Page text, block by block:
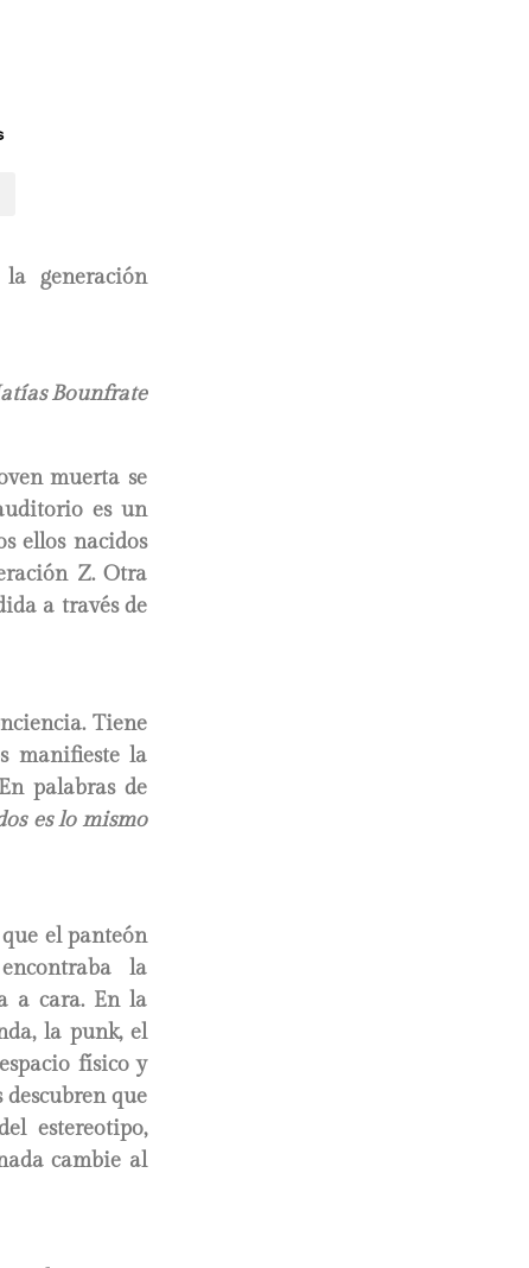
generación
Bounfrate
muerta se
es un
ellos nacidos
Z. Otra
a través de
Tiene
manifieste la
palabras de
es lo mismo
el panteón
la
a cara. En la
la punk, el
físico y
descubren que
estereotipo,
cambie al